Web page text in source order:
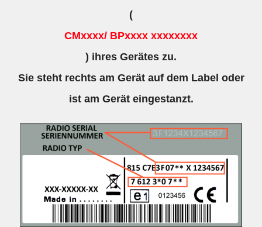
(
CMxxxx/ BPxxxx xxxxxxxx
) ihres Gerätes zu.
Sie steht rechts am Gerät auf dem Label oder
ist am Gerät eingestanzt.